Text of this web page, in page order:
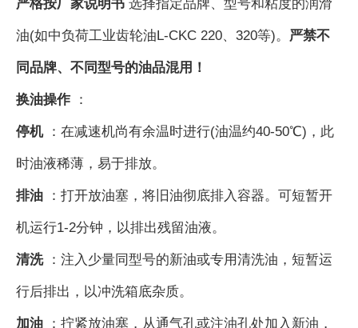
严格按厂家说明书选择指定品牌、型号和粘度的润滑
油(如中负荷工业齿轮油L-CKC 220、320等)。 严禁不
同品牌、不同型号的油品混用！
换油操作：
停机：在减速机尚有余温时进行(油温约40-50℃)，此
时油液稀薄，易于排放。
排油：打开放油塞，将旧油彻底排入容器。可短暂开
机运行1-2分钟，以排出残留油液。
清洗：注入少量同型号的新油或专用清洗油，短暂运
行后排出，以冲洗箱底杂质。
加油：拧紧放油塞，从通气孔或注油孔处加入新油，